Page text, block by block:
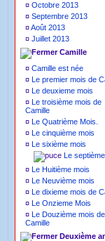
¤ Octobre 2013
¤ Septembre 2013
¤Août 2013
¤ Juillet 2013
Camille
¤ Camille est née
¤ Le premier mois de
¤ Le deuxieme mois
¤ Le troisième mois de
Camille
¤ Le Quatrième Mois.
¤ Le cinquième mois
¤ Le sixième mois
Le
¤ Le Huitième mois
¤ Le Neuvième mois
¤ Le dixieme mois de
¤ Le Onzieme Mois
¤ Le Douzième mois de
Camille
Deuxième